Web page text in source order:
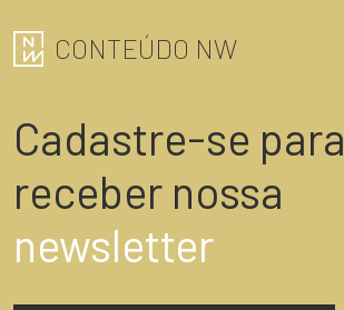
CONTEÚDO NW
Cadastre-se para
receber nossa
newsletter